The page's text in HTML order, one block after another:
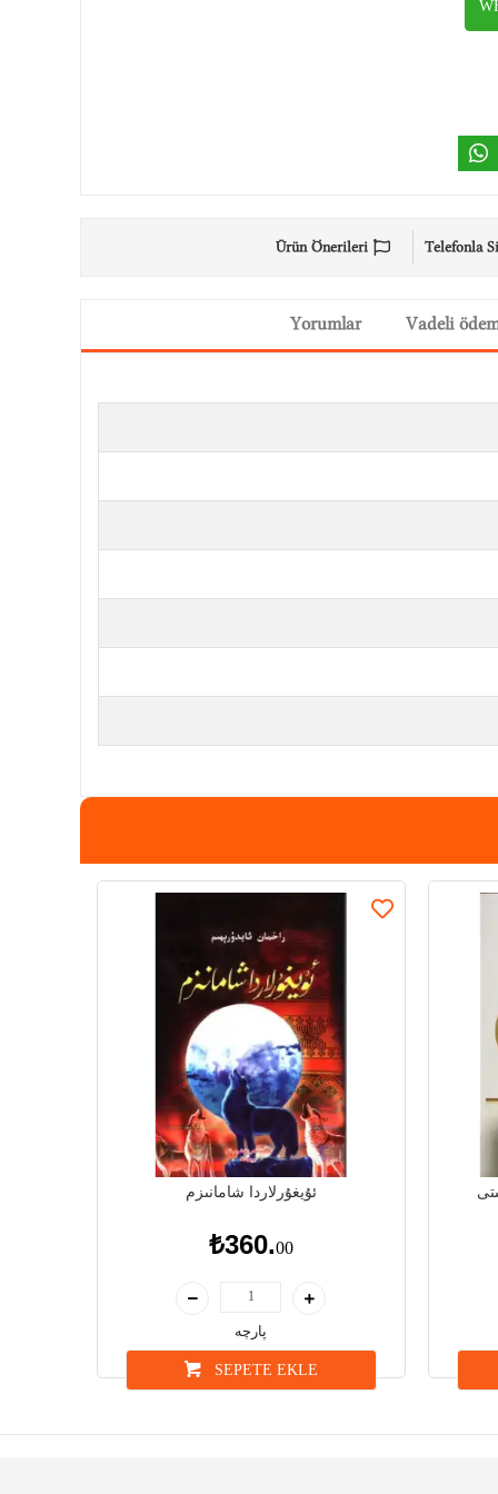
Telefonla
Ürün Önerileri
Vadeli
Yorumlar
ئۇيغۇرلاردا شامانىزم
₺360.00
پارچە
SEPETE EKLE